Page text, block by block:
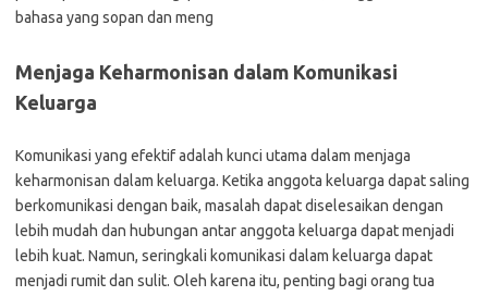
bahasa yang sopan dan meng
Menjaga Keharmonisan dalam Komunikasi
Keluarga
Komunikasi yang efektif adalah kunci utama dalam menjaga
keharmonisan dalam keluarga. Ketika anggota keluarga dapat saling
berkomunikasi dengan baik, masalah dapat diselesaikan dengan
lebih mudah dan hubungan antar anggota keluarga dapat menjadi
lebih kuat. Namun, seringkali komunikasi dalam keluarga dapat
menjadi rumit dan sulit. Oleh karena itu, penting bagi orang tua